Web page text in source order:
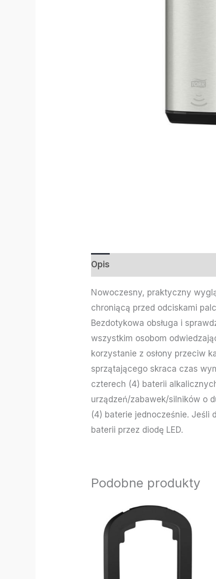
Opis
Nowoczesny, praktyczny
chroniącą przed odciskami
Bezdotykowa obsługa i
wszystkim osobom
korzystanie z osłony przeciw
sprzątającego skraca czas
czterech (4) baterii
urządzeń/zabawek/silników o
(4) baterie jednocześnie. Jeśli
baterii przez diodę LED.
Podobne produkty